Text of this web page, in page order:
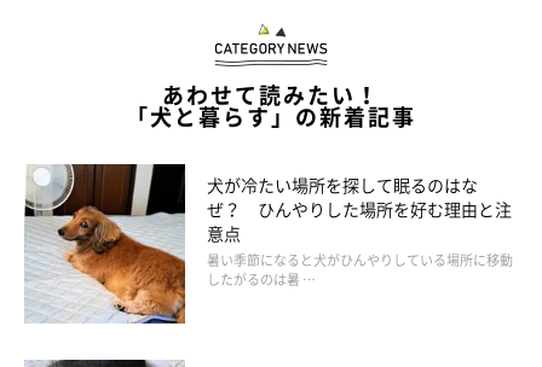
夏の暑さに対応するために体重管理も大切
あわせて読みたい！
「犬と暮らす」の新着記事
犬が冷たい場所を探して眠るのはな
ぜ？ ひんやりした場所を好む理由と注
意点
暑い季節になると犬がひんやりしている場所に移動
したがるのは暑 …